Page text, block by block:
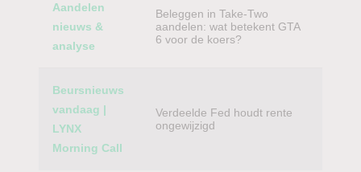
Aandelen
nieuws &
analyse
Beleggen in Take-Two
aandelen: wat betekent GTA
6 voor de koers?
Beursnieuws
vandaag |
LYNX
Morning Call
Verdeelde Fed houdt rente
ongewijzigd